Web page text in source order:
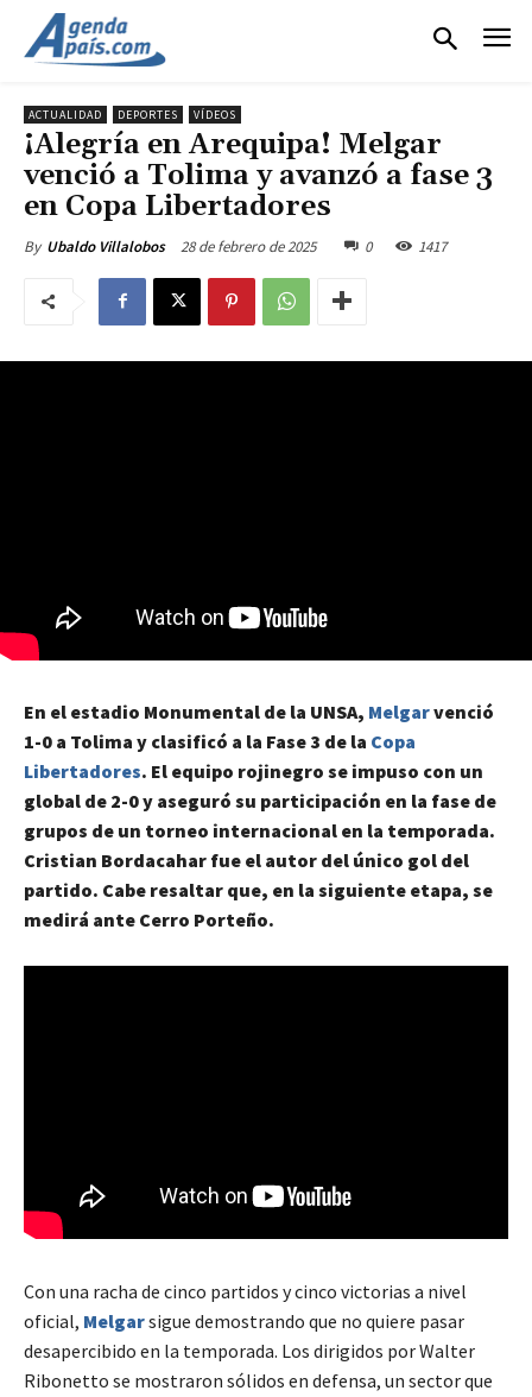
ACTUALIDAD DEPORTES VÍDEOS
¡Alegría en Arequipa! Melgar
venció a Tolima y avanzó a fase 3
en Copa Libertadores
By Ubaldo Villalobos 28 de febrero de 2025 0 1417
En el estadio Monumental de la UNSA, Melgarvenció
1-0 a Tolima y clasificó a la Fase 3 de la Copa
Libertadores. El equipo rojinegro se impuso con un
global de 2-0 y aseguró su participación en la fase de
grupos de un torneo internacional en la temporada.
Cristian Bordacahar fue el autor del único gol del
partido. Cabe resaltar que, en la siguiente etapa, se
medirá ante Cerro Porteño.
Con una racha de cinco partidos y cinco victorias a nivel
oficial, Melgarsigue demostrando que no quiere pasar
desapercibido en la temporada. Los dirigidos por Walter
Ribonetto se mostraron sólidos en defensa, un sector que